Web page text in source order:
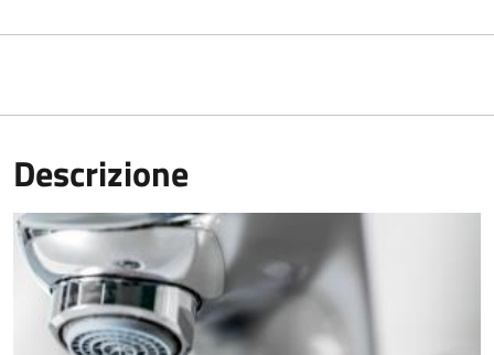
Descrizione